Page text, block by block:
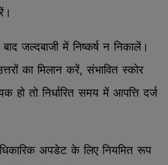
जल्दबाजी में निष्कर्ष न निकालें।
का मिलान करें, संभावित स्कोर
तो निर्धारित समय में आपत्ति दर्ज
अपडेट के लिए नियमित रूप